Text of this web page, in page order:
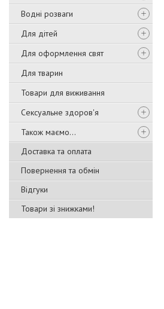
Водні розваги
Для дітей
Для оформлення свят
Для тварин
Товари для виживання
Сексуальне здоров'я
Також маємо...
Доставка та оплата
Повернення та обмін
Відгуки
Товари зі знижками!